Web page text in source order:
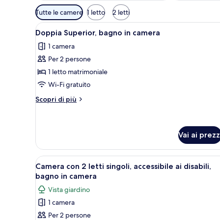
Filtri
disponibili
per
le
camere
Tutte le camere 1 letto 2 letti
Apri
tutte
le
foto
per
Doppia
Superior,
bagno
Un letto rifatto con cuscino a
8
Doppia Superior, bagno in camera
1 camera
Per 2 persone
1 letto matrimoniale
Wi-Fi gratuito
Scopri di più
Altri
bagno
in
camera
Vai ai
Apri
tutte
le
foto
per
Camera
Camera d'albergo con due
9
Camera con 2 letti singoli, accessibile ai disabili,
bagno in camera
Vista giardino
1 camera
Per 2 persone